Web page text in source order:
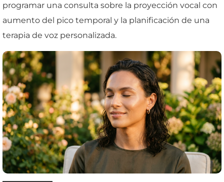
programar una consulta sobre la proyección vocal con
aumento del pico temporal y la planificación de una
terapia de voz personalizada.